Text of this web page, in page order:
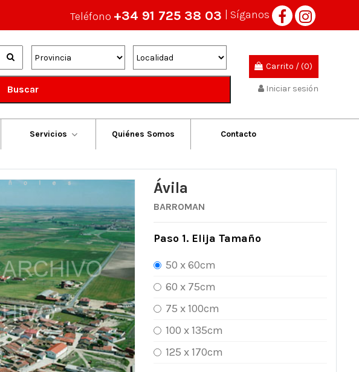
Teléfono +34 91 725 38 03 | Síganos
Buscar
Carrito /(0)
Iniciar sesión
Servicios Quiénes Somos Contacto
Ávila
BARROMAN
Paso 1. Elija Tamaño
50 x 60cm
60 x 75cm
75 x 100cm
100 x 135cm
125 x 170cm